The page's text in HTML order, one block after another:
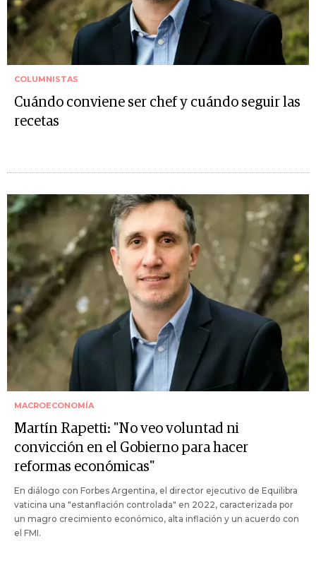
COLUMNISTAS
Cuándo conviene ser chef y cuándo seguir las
recetas
MACROECONOMÍA
Martín Rapetti: "No veo voluntad ni
convicción en el Gobierno para hacer
reformas económicas"
En diálogo con Forbes Argentina, el director ejecutivo de Equilibra
vaticina una "estanflación controlada" en 2022, caracterizada por
un magro crecimiento económico, alta inflación y un acuerdo con
el FMI.